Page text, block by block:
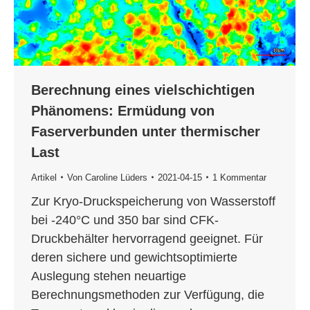
Berechnung eines vielschichtigen
Phänomens: Ermüdung von
Faserverbunden unter thermischer
Last
Artikel Von Caroline Lüders 2021-04-15 1 Kommentar
Zur Kryo-Druckspeicherung von Wasserstoff
bei -240°C und 350 bar sind CFK-
Druckbehälter hervorragend geeignet. Für
deren sichere und gewichtsoptimierte
Auslegung stehen neuartige
Berechnungsmethoden zur Verfügung, die